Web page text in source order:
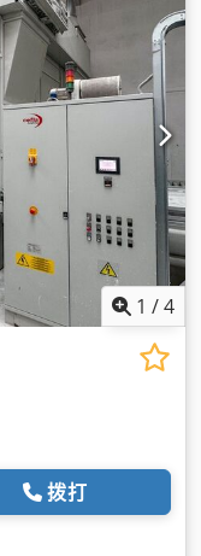
1 /4
拨打